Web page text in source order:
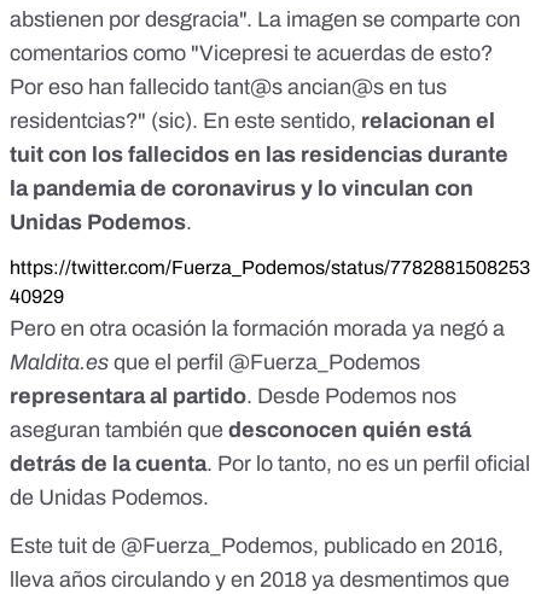
abstienen por desgracia". La imagen se comparte con
comentarios como "Vicepresi te acuerdas de esto?
Por eso han fallecido tant@s ancian@s en tus
residentcias?" (sic). En este sentido, relacionan el
tuit con los fallecidos en las residencias durante
la pandemia de coronavirus y lo vinculan con
Unidas Podemos.
https://twitter.com/Fuerza_Podemos/status/7782881508253
40929
Pero en otra ocasión la formación morada ya negó a
Maldita.es que el perfil @Fuerza_Podemos
representara al partido. Desde Podemos nos
aseguran también que desconocen quién está
detrás de la cuenta. Por lo tanto, no es un perfil oficial
de Unidas Podemos.
Este tuit de @Fuerza_Podemos, publicado en 2016,
lleva años circulando y en 2018 ya desmentimos que